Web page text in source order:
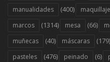
manualidades (400) maquillaje
marcos (1314) mesa (66)
muñecas (40) máscaras (179)
pasteles (476) peinado (6)